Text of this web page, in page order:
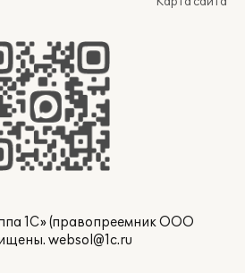
1С» (правопреемник ООО
websol@1c.ru